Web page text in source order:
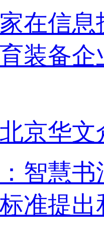
在信
装备企
京华
智慧
准提